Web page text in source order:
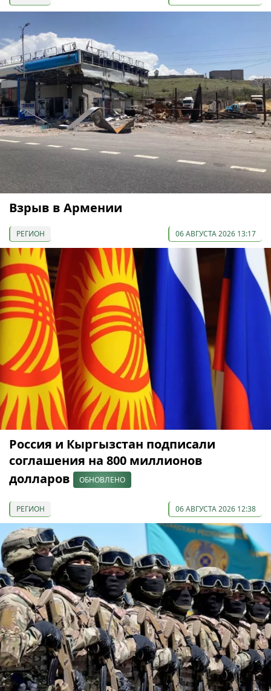
Взрыв в Армении
РЕГИОН 06 АВГУСТА 2026 13:17
Россия и Кыргызстан подписали
соглашения на 800 миллионов
долларов
ОБНОВЛЕНО
РЕГИОН 06 АВГУСТА 2026 12:38